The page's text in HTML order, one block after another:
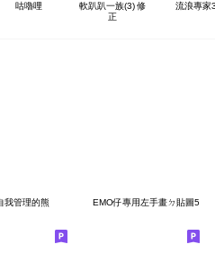
咕嚕哩
軟趴趴一族(3) 修
正
流浪專家
我管理的熊 EMO仔專用左手畫ㄉ貼圖5